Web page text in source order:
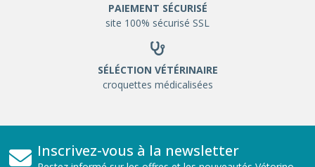
PAIEMENT SÉCURISÉ
site 100% sécurisé SSL
SÉLÉCTION VÉTÉRINAIRE
croquettes médicalisées
Inscrivez-vous à la newsletter